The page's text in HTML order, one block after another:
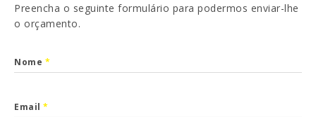
Preencha o seguinte formulário para podermos enviar-lhe
o orçamento.
Nome *
Email *